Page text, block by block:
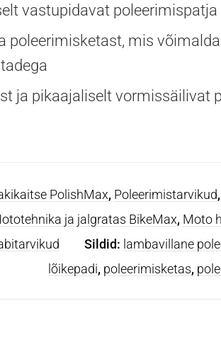
vastupidavat poleerimispatja
poleerimisketast, mis
ja pikaajaliselt vormissäilivat
PolishMax, Poleerimistarvikud,
ja jalgratas BikeMax, Moto
Sildid: lambavillane
lõikepadi, poleerimisketas,